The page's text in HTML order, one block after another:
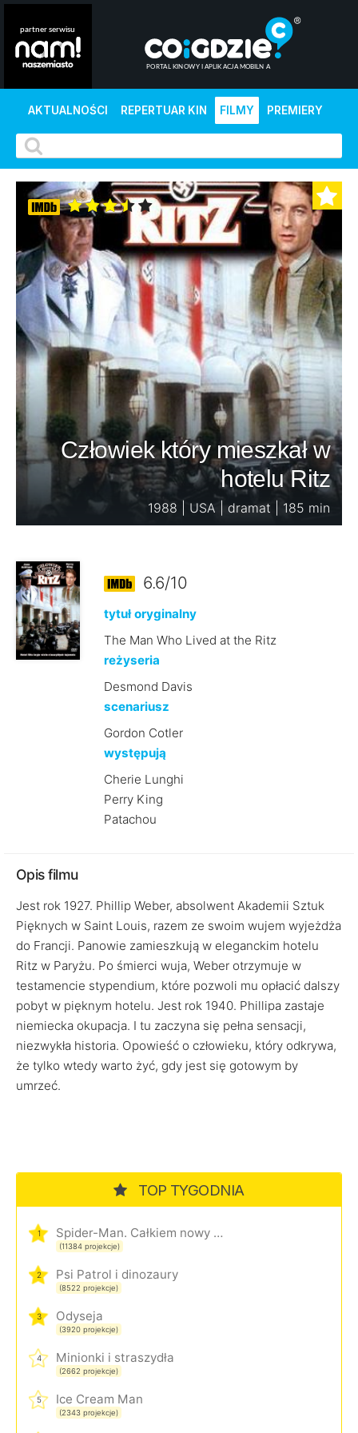
AKTUALNOŚCI REPERTUAR KIN FILMY PREMIERY
Człowiek który mieszkał w
hotelu Ritz
1988 | USA | dramat | 185 min
6.6/10
tytuł oryginalny
The Man Who Lived at the Ritz
reżyseria
Desmond Davis
scenariusz
Gordon Cotler
występują
Cherie Lunghi
Perry King
Patachou
Opis filmu
Jest rok 1927. Phillip Weber, absolwent Akademii Sztuk
Pięknych w Saint Louis, razem ze swoim wujem wyjeżdża
do Francji. Panowie zamieszkują w eleganckim hotelu
Ritz w Paryżu. Po śmierci wuja, Weber otrzymuje w
testamencie stypendium, które pozwoli mu opłacić dalszy
pobyt w pięknym hotelu. Jest rok 1940. Phillipa zastaje
niemiecka okupacja. I tu zaczyna się pełna sensacji,
niezwykła historia. Opowieść o człowieku, który odkrywa,
że tylko wtedy warto żyć, gdy jest się gotowym by
umrzeć.
TOP TYGODNIA
1 Spider-Man. Całkiem nowy dzień
(11384 projekcje)
2 Psi Patrol i dinozaury
(8522 projekcje)
3 Odyseja
(3920 projekcje)
4 Minionki i straszydła
(2662 projekcje)
5 Ice Cream Man
(2343 projekcje)